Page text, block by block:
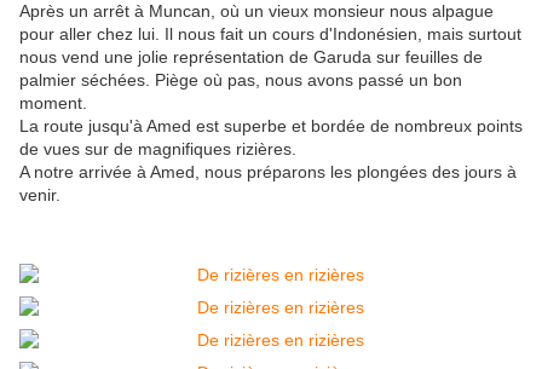
Après un arrêt à Muncan, où un vieux monsieur nous alpague
pour aller chez lui. Il nous fait un cours d'Indonésien, mais surtout
nous vend une jolie représentation de Garuda sur feuilles de
palmier séchées. Piège où pas, nous avons passé un bon
moment.
La route jusqu'à Amed est superbe et bordée de nombreux points
de vues sur de magnifiques rizières.
A notre arrivée à Amed, nous préparons les plongées des jours à
venir.